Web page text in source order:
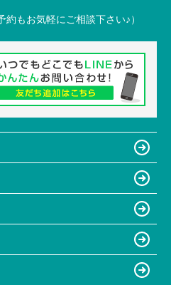
もお気軽にご相談下さい♪）